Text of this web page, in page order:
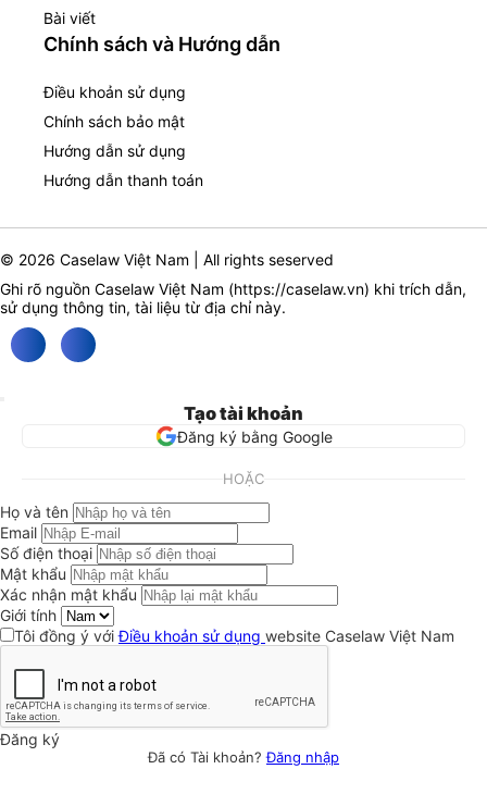
Bài viết
Chính sách và Hướng dẫn
Điều khoản sử dụng
Chính sách bảo mật
Hướng dẫn sử dụng
Hướng dẫn thanh toán
© 2026 Caselaw Việt Nam | All rights seserved
Ghi rõ nguồn Caselaw Việt Nam (https://caselaw.vn) khi trích dẫn,
sử dụng thông tin, tài liệu từ địa chỉ này.
Tạo tài khoản
Đăng ký bằng Google
HOẶC
Họ và tên
Email
Số điện thoại
Mật khẩu
Xác nhận mật khẩu
Giới tính
Tôi đồng ý vớiĐiều khoản sử dụng website Caselaw Việt Nam
Đăng ký
Đã có Tài khoản?Đăng nhập